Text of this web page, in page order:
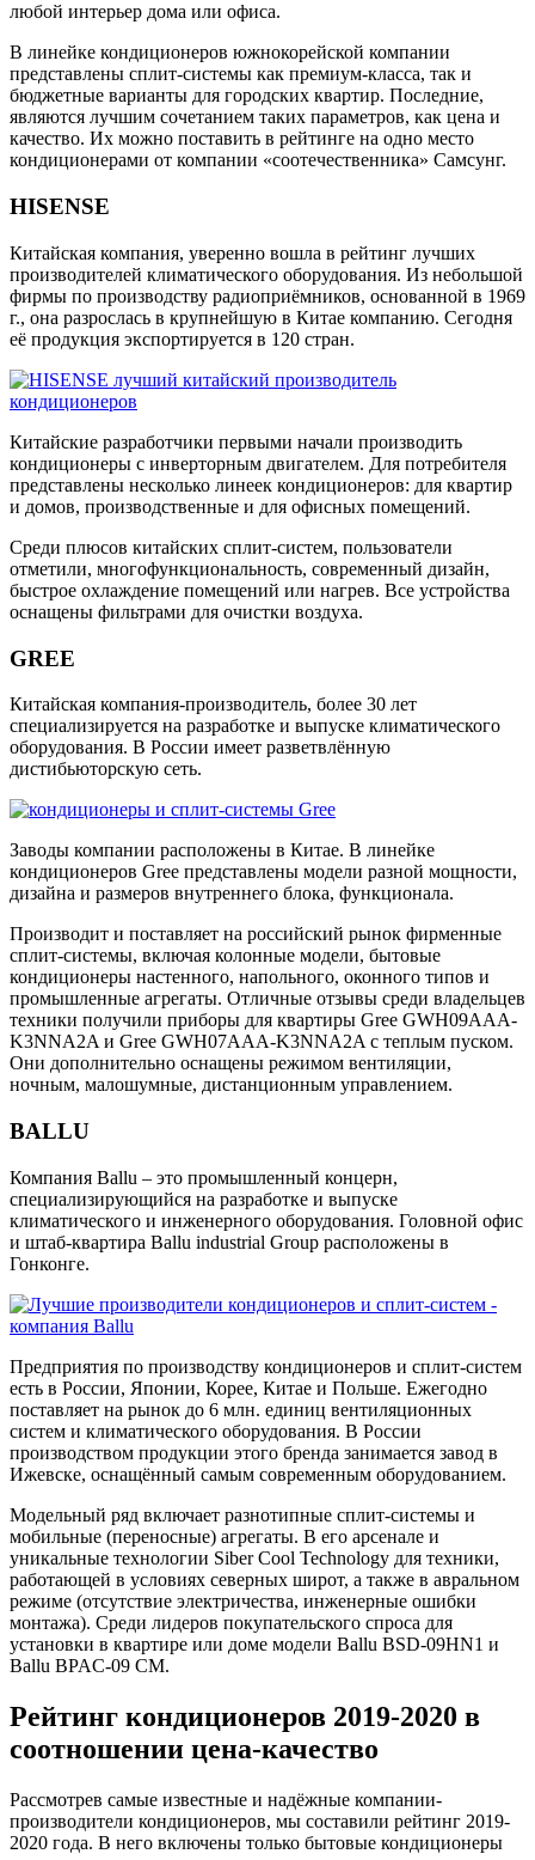
любой интерьер дома или офиса.
В линейке кондиционеров южнокорейской компании
представлены сплит-системы как премиум-класса, так и
бюджетные варианты для городских квартир. Последние,
являются лучшим сочетанием таких параметров, как цена и
качество. Их можно поставить в рейтинге на одно место
кондиционерами от компании «соотечественника» Самсунг.
HISENSE
Китайская компания, уверенно вошла в рейтинг лучших
производителей климатического оборудования. Из небольшой
фирмы по производству радиоприёмников, основанной в 1969
г., она разрослась в крупнейшую в Китае компанию. Сегодня
её продукция экспортируется в 120 стран.
Китайские разработчики первыми начали производить
кондиционеры с инверторным двигателем. Для потребителя
представлены несколько линеек кондиционеров: для квартир
и домов, производственные и для офисных помещений.
Среди плюсов китайских сплит-систем, пользователи
отметили, многофункциональность, современный дизайн,
быстрое охлаждение помещений или нагрев. Все устройства
оснащены фильтрами для очистки воздуха.
GREE
Китайская компания-производитель, более 30 лет
специализируется на разработке и выпуске климатического
оборудования. В России имеет разветвлённую
дистибьюторскую сеть.
Заводы компании расположены в Китае. В линейке
кондиционеров Gree представлены модели разной мощности,
дизайна и размеров внутреннего блока, функционала.
Производит и поставляет на российский рынок фирменные
сплит-системы, включая колонные модели, бытовые
кондиционеры настенного, напольного, оконного типов и
промышленные агрегаты. Отличные отзывы среди владельцев
техники получили приборы для квартиры Gree GWH09AAA-
K3NNA2A и Gree GWH07AAA-K3NNA2A с теплым пуском.
Они дополнительно оснащены режимом вентиляции,
ночным, малошумные, дистанционным управлением.
BALLU
Компания Ballu – это промышленный концерн,
специализирующийся на разработке и выпуске
климатического и инженерного оборудования. Головной офис
и штаб-квартира Ballu industrial Group расположены в
Гонконге.
Предприятия по производству кондиционеров и сплит-систем
есть в России, Японии, Корее, Китае и Польше. Ежегодно
поставляет на рынок до 6 млн. единиц вентиляционных
систем и климатического оборудования. В России
производством продукции этого бренда занимается завод в
Ижевске, оснащённый самым современным оборудованием.
Модельный ряд включает разнотипные сплит-системы и
мобильные (переносные) агрегаты. В его арсенале и
уникальные технологии Siber Cool Technology для техники,
работающей в условиях северных широт, а также в авральном
режиме (отсутствие электричества, инженерные ошибки
монтажа). Среди лидеров покупательского спроса для
установки в квартире или доме модели Ballu BSD-09HN1 и
Ballu BPAC-09 CM.
Рейтинг кондиционеров 2019-2020 в
соотношении цена-качество
Рассмотрев самые известные и надёжные компании-
производители кондиционеров, мы составили рейтинг 2019-
2020 года. В него включены только бытовые кондиционеры